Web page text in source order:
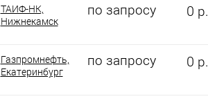
ТАИФ-НК,
Нижнекамск
по запросу 0 р.
Газпромнефть,
Екатеринбург
по запросу 0 р.